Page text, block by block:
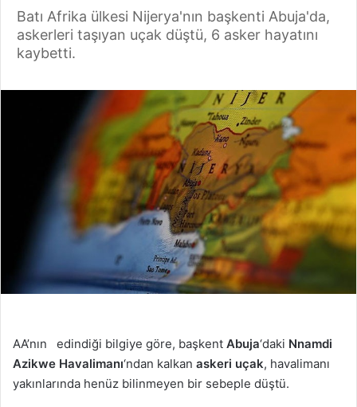
Batı Afrika ülkesi Nijerya'nın başkenti Abuja'da,
askerleri taşıyan uçak düştü, 6 asker hayatını
kaybetti.
AA’nın edindiği bilgiye göre, başkent Abuja‘daki Nnamdi
Azikwe Havalimanı‘ndan kalkan askeri uçak, havalimanı
yakınlarında henüz bilinmeyen bir sebeple düştü.